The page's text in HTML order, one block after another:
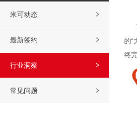
米可动态
最新签约
行业洞察
常见问题
百
的“
终